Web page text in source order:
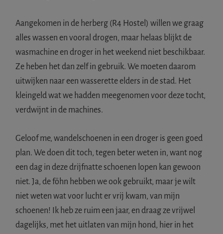
Aangekomen in de herberg (R4 Hostel) willen we graag
alles wassen en vooral drogen, maar helaas blijkt de
wasmachine en droger in het weekend niet beschikbaar.
Ze heben het dan zelf in gebruik. We moeten daarom
uitwijken naar een wasserette elders in de stad. Het
kleingeld wat we hadden meegenomen voor deze tocht,
verdwijnt in de machines.
Geloof me, wandelschoenen in een droger is geen goed
plan. We doen dit toch, tegen beter weten in, want nog
een dag in deze drijfnatte schoenen lopen kan gewoon
niet. Ja, de föhn hebben we ook gebruikt, maar je wilt
niet weten wat voor lucht er vrij kwam, van mijn
schoenen! Ik heb ze ruim een jaar, en draag ze vrijwel
dagelijks, met het uitlaten van mijn hond, hier in het